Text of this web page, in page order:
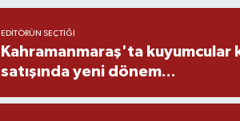
EDITÖRÜN SEÇTIĞI
Kahramanmaraş'ta kuyumcular
satışında yeni dönem...